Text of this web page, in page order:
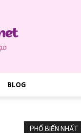
BLOG
PHỔ BIẾN NHẤT